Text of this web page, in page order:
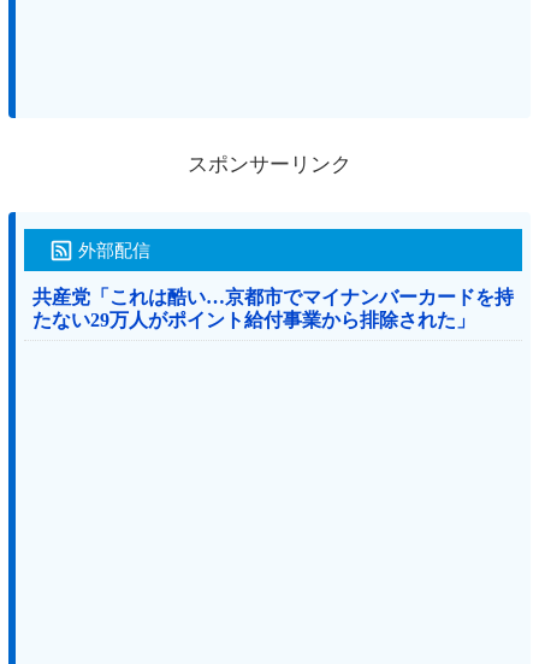
スポンサーリンク
外部配信
共産党「これは酷い…京都市でマイナンバーカードを持
たない29万人がポイント給付事業から排除された」